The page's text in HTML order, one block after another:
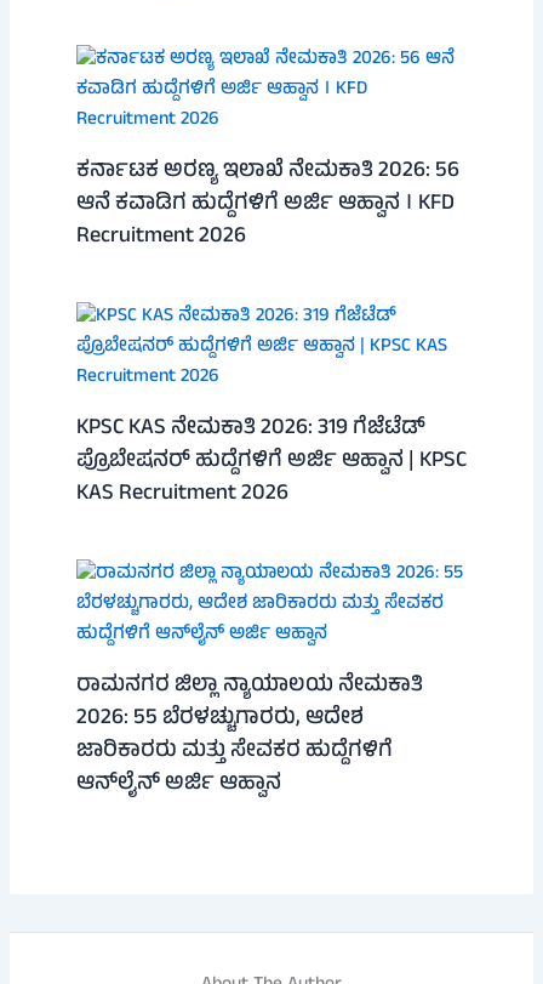
ಕರ್ನಾಟಕ ಅರಣ್ಯ ಇಲಾಖೆ ನೇಮಕಾತಿ 2026: 56
ಆನೆ ಕವಾಡಿಗ ಹುದ್ದೆಗಳಿಗೆ ಅರ್ಜಿ ಆಹ್ವಾನ । KFD
Recruitment 2026
KPSC KAS ನೇಮಕಾತಿ 2026: 319 ಗೆಜೆಟೆಡ್
ಪ್ರೊಬೇಷನರ್ ಹುದ್ದೆಗಳಿಗೆ ಅರ್ಜಿ ಆಹ್ವಾನ | KPSC
KAS Recruitment 2026
ರಾಮನಗರ ಜಿಲ್ಲಾ ನ್ಯಾಯಾಲಯ ನೇಮಕಾತಿ
2026: 55 ಬೆರಳಚ್ಚುಗಾರರು, ಆದೇಶ
ಜಾರಿಕಾರರು ಮತ್ತು ಸೇವಕರ ಹುದ್ದೆಗಳಿಗೆ
ಆನ್‌ಲೈನ್ ಅರ್ಜಿ ಆಹ್ವಾನ